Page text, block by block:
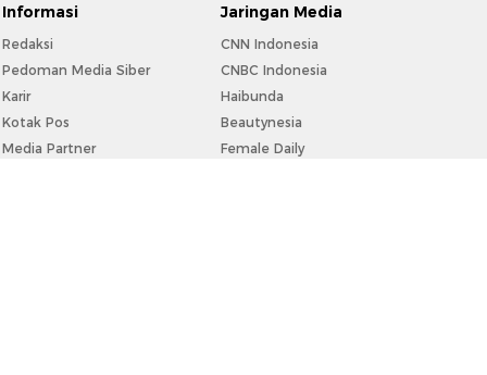
Informasi
Redaksi
Pedoman Media Siber
Karir
Kotak Pos
Media Partner
Jaringan Media
CNN Indonesia
CNBC Indonesia
Haibunda
Beautynesia
Female Daily